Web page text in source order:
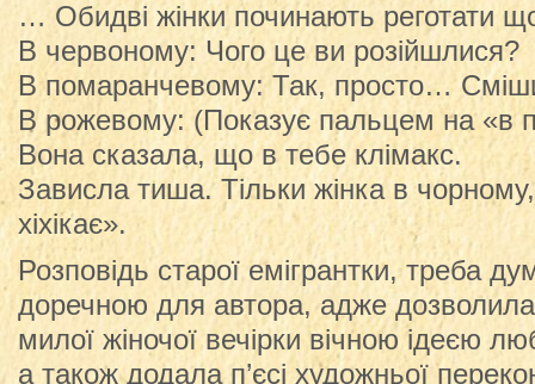
… Обидві жінки починають реготати
В червоному: Чого це ви розійшлися?
В помаранчевому: Так, просто…
В рожевому: (Показує пальцем на «в
Вона сказала, що в тебе клімакс.
Зависла тиша. Тільки жінка в
хіхікає».
Розповідь старої емігрантки, треба
доречною для автора, адже
милої жіночої вечірки вічною ідеєю
а також додала п’єсі художньої